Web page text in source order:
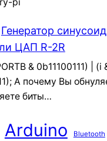
Генератор
ЦАП R-2R
& 0b11100111) | (i
А почему Вы
биты…
Arduino Bluetooth